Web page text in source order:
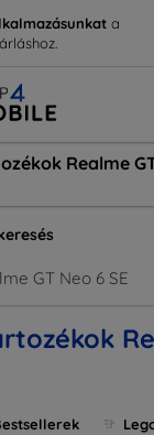
a
Realme
GT Neo 6 SE